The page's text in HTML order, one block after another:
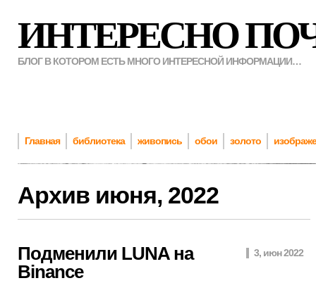
ИНТЕРЕСНО
БЛОГ В КОТОРОМ ЕСТЬ МНОГО ИНТЕРЕСНОЙ ИНФОРМАЦИИ…
Главная библиотека живопись обои золото
Архив июня, 2022
Подменили LUNA на
Binance
3, июн 2022